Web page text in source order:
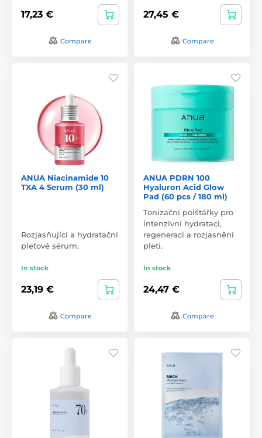
17,23 €
Compare
27,45 €
Compare
ANUA Niacinamide 10
TXA 4 Serum (30 ml)
Rozjasňující a hydratační
pleťové sérum.
In stock
23,19 €
Compare
ANUA PDRN 100
Hyaluron Acid Glow
Pad (60 pcs / 180 ml)
Tonizační polštářky pro
intenzivní hydrataci,
regeneraci a rozjasnění
pleti.
In stock
24,47 €
Compare